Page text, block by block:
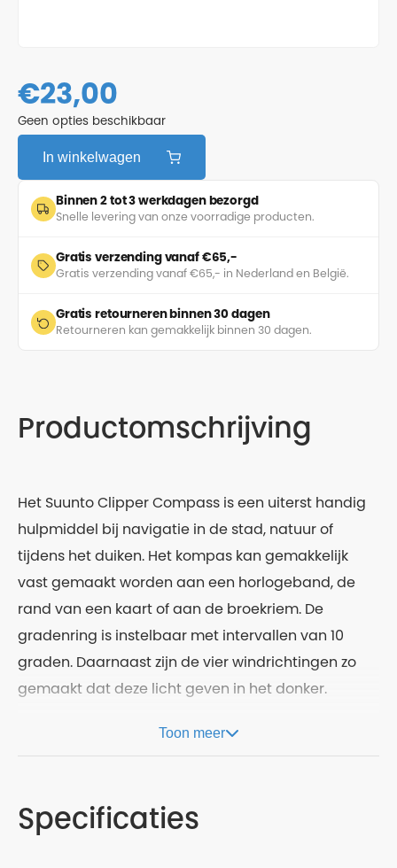
€23,00
Geen opties beschikbaar
In winkelwagen
Binnen 2 tot 3 werkdagen bezorgd
Snelle levering van onze voorradige producten.
Gratis verzending vanaf €65,-
Gratis verzending vanaf €65,- in Nederland en België.
Gratis retourneren binnen 30 dagen
Retourneren kan gemakkelijk binnen 30 dagen.
Productomschrijving
Het Suunto Clipper Compass is een uiterst handig
hulpmiddel bij navigatie in de stad, natuur of
tijdens het duiken. Het kompas kan gemakkelijk
vast gemaakt worden aan een horlogeband, de
rand van een kaart of aan de broekriem. De
gradenring is instelbaar met intervallen van 10
graden. Daarnaast zijn de vier windrichtingen zo
gemaakt dat deze licht geven in het donker.
Toon meer
Specificaties